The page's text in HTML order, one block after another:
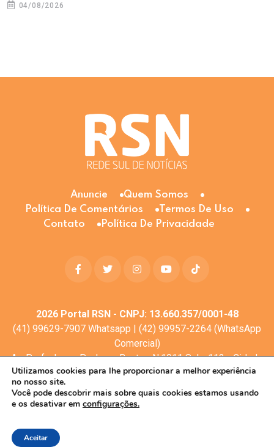
04/08/2026
Anuncie
Quem Somos
Política De Comentários
Termos De Uso
Contato
Política De Privacidade
2026Portal RSN - CNPJ: 13.660.357/0001-48
(41) 99629-7907 Whatsapp | (42) 99957-2264 (WhatsApp
Comercial)
Av. Profa. Laura Pacheco Bastos N:1011 Sala: 112 - Cidade
dos Lagos, Guarapuava - PR, 85053-525
© Todos os direitos reservados
Utilizamos cookies para lhe proporcionar a melhor experiência
no nosso site.
Você pode descobrir mais sobre quais cookies estamos usando
e os desativar em configurações.
Aceitar